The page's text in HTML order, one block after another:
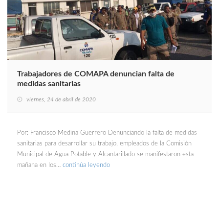
Trabajadores de COMAPA denuncian falta de
medidas sanitarias
viernes, 24 de abril de 2020
Por: Francisco Medina Guerrero Denunciando la falta de medidas
sanitarias para desarrollar su trabajo, empleados de la Comisión
Municipal de Agua Potable y Alcantarillado se manifestaron esta
mañana en los… continúa leyendo